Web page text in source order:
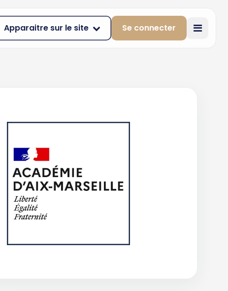
Apparaitre sur le site Se connecter